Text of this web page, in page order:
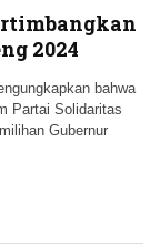
2024
bahwa
Partai Solidaritas
Gubernur